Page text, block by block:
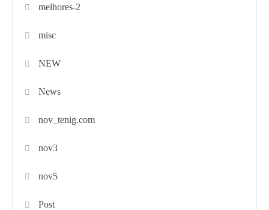
melhores-2
misc
NEW
News
nov_tenig.com
nov3
nov5
Post